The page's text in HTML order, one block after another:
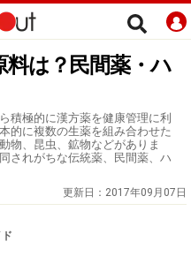
は？民間薬・ハ
積極的に漢方薬を健康管理に利
的に複数の生薬を組み合わせた
物、昆虫、鉱物などがありま
されがちな伝統薬、民間薬、ハ
更新日： 2017年09月07日